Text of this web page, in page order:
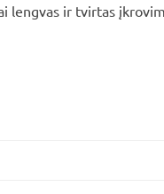
lengvas ir tvirtas